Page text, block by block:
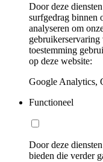
Door deze
surfgedrag binnen
analyseren om
toestemming
op deze website:
Google Analytics,
Functioneel
Door deze
bieden die verder